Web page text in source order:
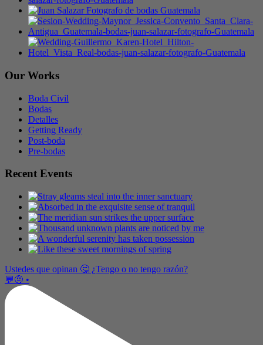
Our Works
Boda Civil
Bodas
Detalles
Getting Ready
Post-boda
Pre-bodas
Recent Events
Ustedes que opinan 🤔 ¿Tengo o no tengo razón?
💬🤨 •